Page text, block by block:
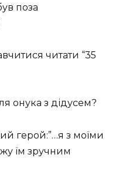
поза
читати “35
онука з дідусем?
герой:”…я з моїми
їм зручним